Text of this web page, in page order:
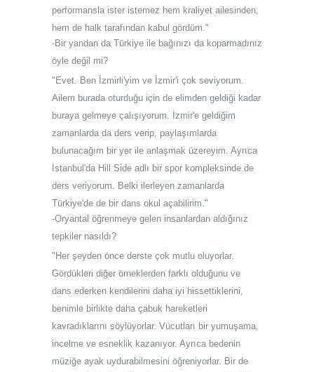
performansla ister istemez hem kraliyet ailesinden,
hem de halk tarafından kabul gördüm."
-Bir yandan da Türkiye ile bağınızı da koparmadınız
öyle değil mi?
"Evet. Ben İzmirli'yim ve İzmir'i çok seviyorum.
Ailem burada oturduğu için de elimden geldiği kadar
buraya gelmeye çalışıyorum. İzmir'e geldiğim
zamanlarda da ders verip, paylaşımlarda
bulunacağım bir yer ile anlaşmak üzereyim. Ayrıca
İstanbul'da Hill Side adlı bir spor kompleksinde de
ders veriyorum. Belki ilerleyen zamanlarda
Türkiye'de de bir dans okul açabilirim."
-Oryantal öğrenmeye gelen insanlardan aldığınız
tepkiler nasıldı?
"Her şeyden önce derste çok mutlu oluyorlar.
Gördükleri diğer örneklerden farklı olduğunu ve
dans ederken kendilerini daha iyi hissettiklerini,
benimle birlikte daha çabuk hareketleri
kavradıklarını söylüyorlar. Vücutları bir yumuşama,
incelme ve esneklik kazanıyor. Ayrıca bedenin
müziğe ayak uydurabilmesini öğreniyorlar. Bir de